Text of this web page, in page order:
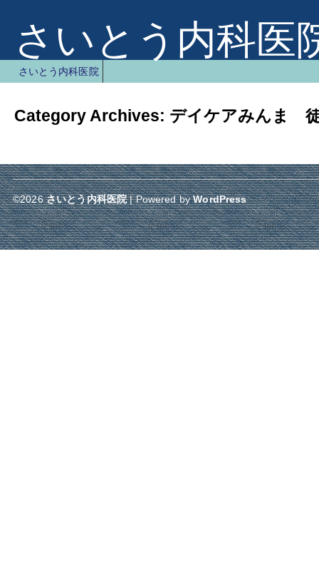
さいとう内科医
さいとう内科医院
Category Archives: デイケアみんま
©2026さいとう内科医院| Powered byWordPress